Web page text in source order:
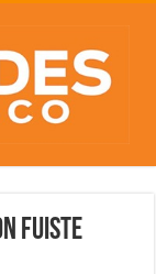
fuiste